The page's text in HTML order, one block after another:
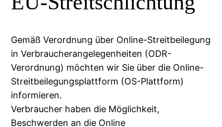
Gemäß Verordnung über Online-Streitbeilegung
in Verbraucherangelegenheiten (ODR-
Verordnung) möchten wir Sie über die Online-
Streitbeilegungsplattform (OS-Plattform)
informieren.
Verbraucher haben die Möglichkeit,
Beschwerden an die Online